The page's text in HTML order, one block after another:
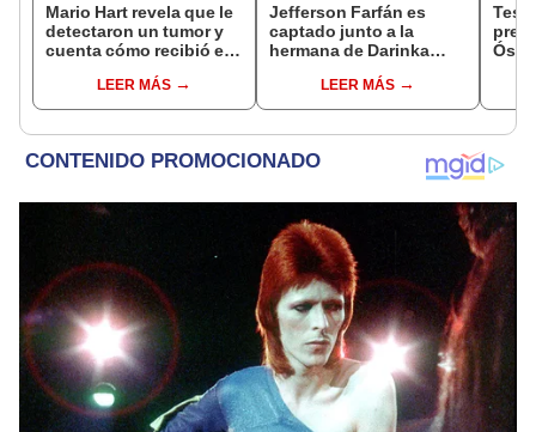
Mario Hart revela que le
detectaron un tumor y
cuenta cómo recibió el
muy fuertes..."
LEER MÁS
Jefferson Farfán es
captado junto a la
hermana de Darinka
Kanashiro trabajaba: “Él
tiene sus…”
LEER MÁS